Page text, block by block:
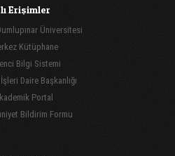
Erişimler
Üniversitesi
Kütüphane
Bilgi Sistemi
Daire Başkanlığı
Portal
Bildirim Formu